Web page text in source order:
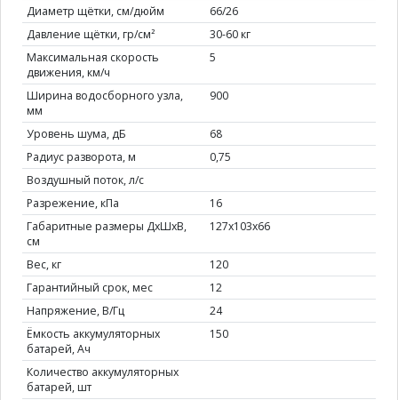
Диаметр щётки, см/дюйм
66/26
Давление щётки, гр/см²
30-60 кг
Максимальная скорость
движения, км/ч
5
Ширина водосборного узла,
мм
900
Уровень шума, дБ
68
Радиус разворота, м
0,75
Воздушный поток, л/с
Разрежение, кПа
16
Габаритные размеры ДхШхВ,
см
127х103х66
Вес, кг
120
Гарантийный срок, мес
12
Напряжение, В/Гц
24
Ёмкость аккумуляторных
батарей, Ач
150
Количество аккумуляторных
батарей, шт